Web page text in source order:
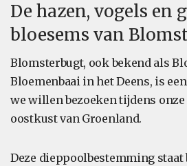
De hazen, vogels en
bloesems van
Blomsterbugt, ook bekend als
Bloemenbaai in het Deens, is
we willen bezoeken tijdens
oostkust van Groenland.
Deze dieppoolbestemming